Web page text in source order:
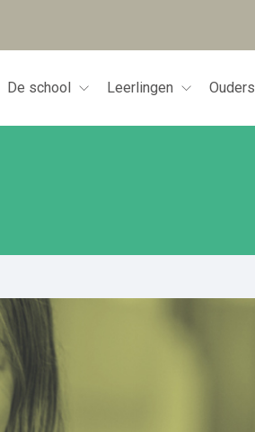
De school Leerlingen Ouders